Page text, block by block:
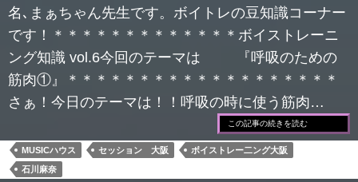
名､まぁちゃん先生です。ボイトレの豆知識コーナー
です！＊＊＊＊＊＊＊＊＊＊＊＊＊ボイストレーニ
ング知識 vol.6今回のテーマは 『呼吸のための
筋肉①』＊＊＊＊＊＊＊＊＊＊＊＊＊＊＊＊＊＊＊
さぁ！今日のテーマは！！呼吸の時に使う筋肉…
この記事の続きを読む
MUSICハウス セッション 大阪
ボイストレー二ング大阪
石川麻奈